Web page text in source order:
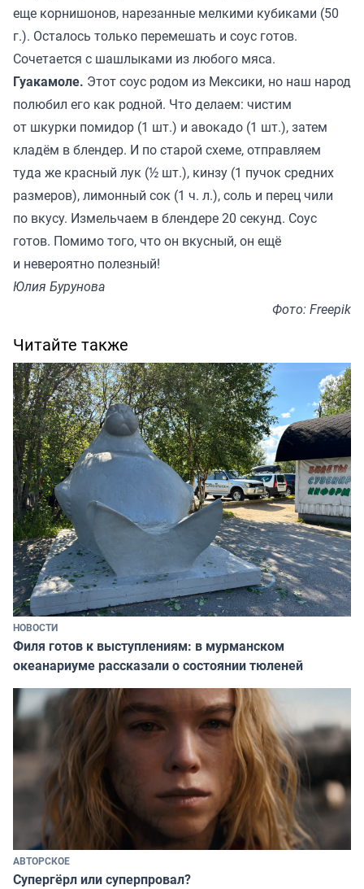
еще корнишонов, нарезанные мелкими кубиками (50
г.). Осталось только перемешать и соус готов.
Сочетается с шашлыками из любого мяса.
Гуакамоле. Этот соус родом из Мексики, но наш народ
полюбил его как родной. Что делаем: чистим
от шкурки помидор (1 шт.) и авокадо (1 шт.), затем
кладём в блендер. И по старой схеме, отправляем
туда же красный лук (½ шт.), кинзу (1 пучок средних
размеров), лимонный сок (1 ч. л.), соль и перец чили
по вкусу. Измельчаем в блендере 20 секунд. Соус
готов. Помимо того, что он вкусный, он ещё
и невероятно полезный!
Юлия Бурунова
Фото: Freepik
Читайте также
НОВОСТИ
Филя готов к выступлениям: в мурманском
океанариуме рассказали о состоянии тюленей
АВТОРСКОЕ
Супергёрл или суперпровал?